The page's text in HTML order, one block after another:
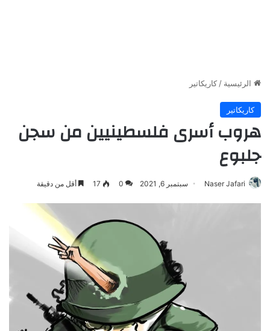
الرئيسية / كاريكاتير
كاريكاتير
هروب أسرى فلسطينيين من سجن
جلبوع
Naser Jafari سبتمبر 6, 2021 0
17 أقل من دقيقة